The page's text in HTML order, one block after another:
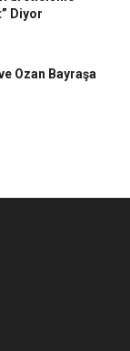
Diyor
Ozan Bayraşa